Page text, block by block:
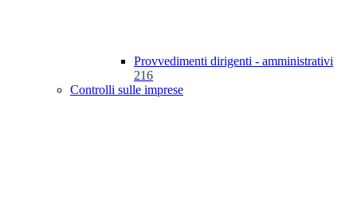
Provvedimenti dirigenti - amministrativi
216
Controlli sulle imprese